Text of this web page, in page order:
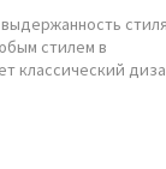
стилем в
классический